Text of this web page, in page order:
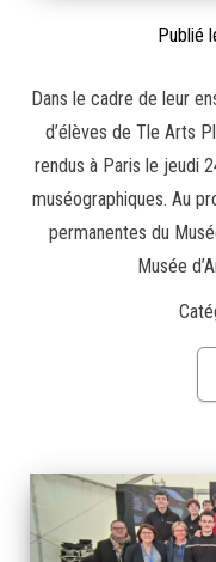
Publié
Dans le cadre de leur
d’élèves de Tle Arts
rendus à Paris le jeudi
muséographiques. Au
permanentes du
Musée